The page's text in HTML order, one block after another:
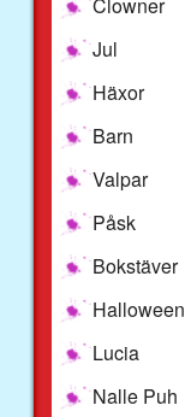
Jul
Häxor
Barn
Valpar
Påsk
Bokstäver
Halloween
Lucia
Nalle Puh